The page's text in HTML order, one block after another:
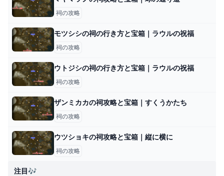
祠の攻略
モツシシの祠の行き方と宝箱｜ラウルの祝福
祠の攻略
ウトジシの祠の行き方と宝箱｜ラウルの祝福
祠の攻略
ザンミカカの祠攻略と宝箱｜すくうかたち
祠の攻略
ウツショキの祠攻略と宝箱｜縦に横に
祠の攻略
注目🎶